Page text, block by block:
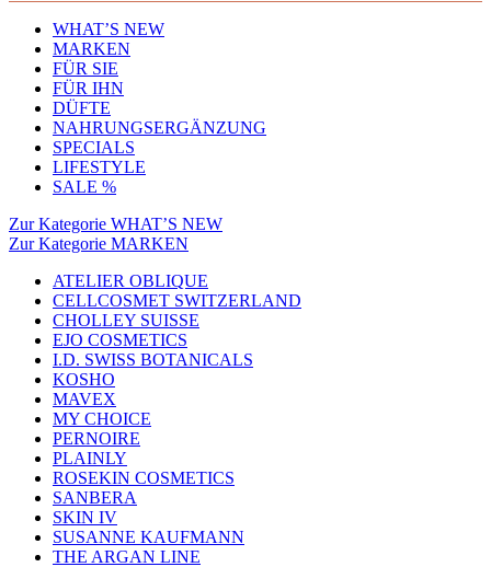
WHAT’S NEW
MARKEN
FÜR SIE
FÜR IHN
DÜFTE
NAHRUNGSERGÄNZUNG
SPECIALS
LIFESTYLE
SALE %
Zur Kategorie WHAT’S NEW
Zur Kategorie MARKEN
ATELIER OBLIQUE
CELLCOSMET SWITZERLAND
CHOLLEY SUISSE
EJO COSMETICS
I.D. SWISS BOTANICALS
KOSHO
MAVEX
MY CHOICE
PERNOIRE
PLAINLY
ROSEKIN COSMETICS
SANBERA
SKIN IV
SUSANNE KAUFMANN
THE ARGAN LINE